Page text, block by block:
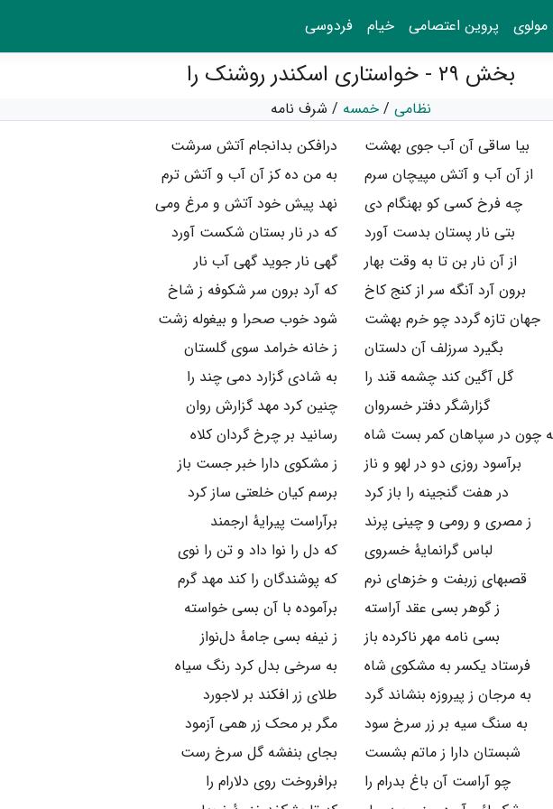
مولوی پروین اعتصامی خیام فردوسی
بخش ۲۹ - خواستاری اسکندر روشنک را
نظامی / خمسه / شرف نامه
بیا ساقی آن آب جوی بهشت
درافکن بدانجام آتش سرشت
از آن آب و آتش مپیچان سرم
به من ده کز آن آب و آتش ترم
چه فرخ کسی کو بهنگام دی
نهد پیش خود آتش و مرغ ومی
بتی نار پستان بدست آورد
که در نار بستان شکست آورد
از آن نار بن تا به وقت بهار
گهی نار جوید گهی آب نار
برون آرد آنگه سر از کنج کاخ
که آرد برون سر شکوفه ز شاخ
جهان تازه گردد چو خرم بهشت
شود خوب صحرا و بیغوله زشت
بگیرد سرزلف آن دلستان
ز خانه خرامد سوی گلستان
گل آگین کند چشمه قند را
به شادی گزارد دمی چند را
گزارشگر دفتر خسروان
چنین کرد مهد گزارش روان
چون در سپاهان کمر بست شاه
رسانید بر چرخ گردان کلاه
برآسود روزی دو در لهو و ناز
ز مشکوی دارا خبر جست باز
در هفت گنجینه را باز کرد
برسم کیان خلعتی ساز کرد
ز مصری و رومی و چینی پرند
برآراست پیرایهٔ ارجمند
لباس گرانمایهٔ خسروی
که دل را نوا داد و تن را نوی
قصبهای زربفت و خزهای نرم
که پوشندگان را کند مهد گرم
ز گوهر بسی عقد آراسته
برآموده با آن بسی خواسته
بسی نامه مهر ناکرده باز
ز نیفه بسی جامهٔ دل‌نواز
فرستاد یکسر به مشکوی شاه
به سرخی بدل کرد رنگ سیاه
به مرجان ز پیروزه بنشاند گرد
طلای زر افکند بر لاجورد
به سنگ سیه بر زر سرخ سود
مگر بر محک زر همی آزمود
شبستان دارا ز ماتم بشست
بجای بنفشه گل سرخ رست
چو آراست آن باغ بدرام را
برافروخت روی دلارام را